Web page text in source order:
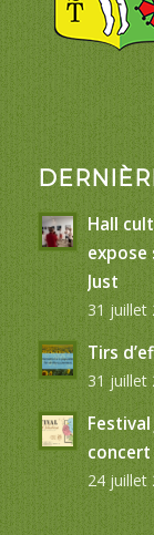
Hall
expose
Just
31 juillet
Tirs
31 juillet
concert
24 juillet